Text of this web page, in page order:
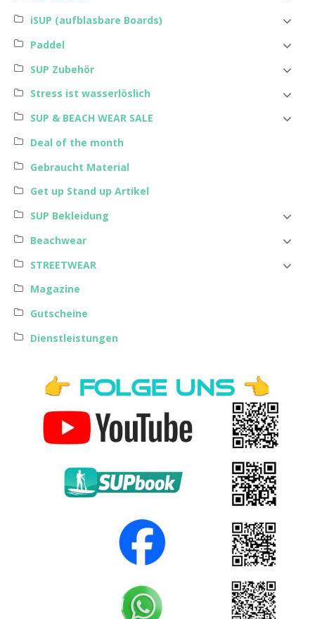
iSUP (aufblasbare Boards)
Paddel
SUP Zubehör
Stress ist wasserlöslich
SUP & BEACH WEAR SALE
Deal of the month
Gebraucht Material
Get up Stand up Artikel
SUP Bekleidung
Beachwear
STREETWEAR
Magazine
Gutscheine
Dienstleistungen